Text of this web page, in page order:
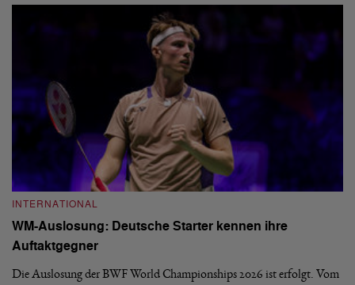
INTERNATIONAL
WM-Auslosung: Deutsche Starter kennen ihre
Auftaktgegner
Die Auslosung der BWF World Championships 2026 ist erfolgt. Vom